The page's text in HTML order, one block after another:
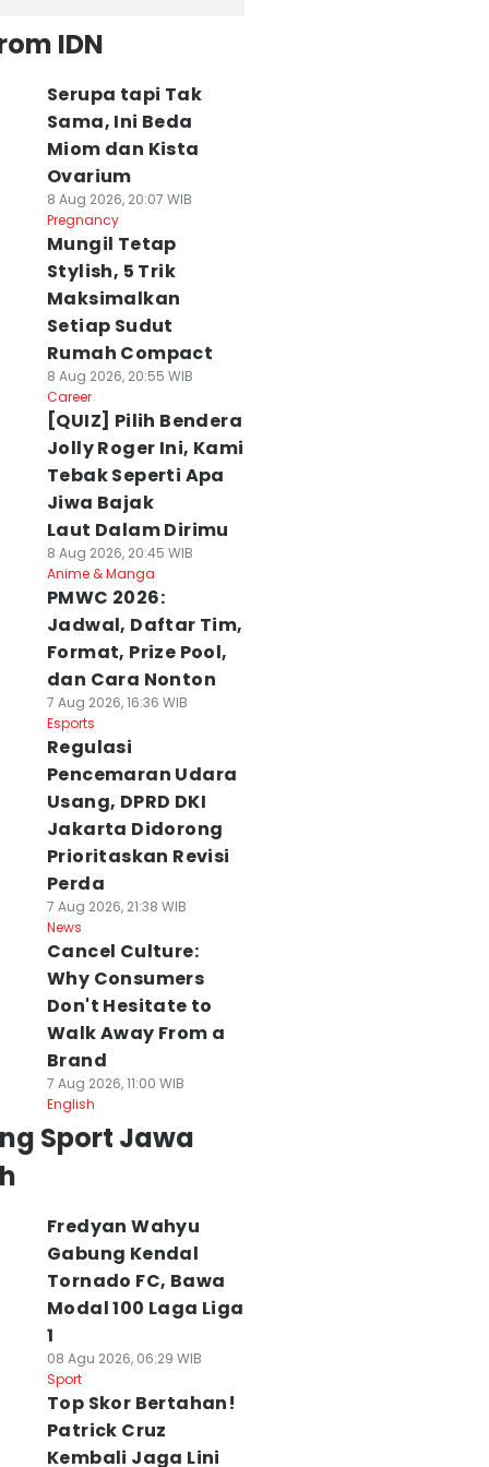
IDN
Serupa tapi Tak
Sama, Ini Beda
Miom dan Kista
Ovarium
8 Aug 2026, 20:07 WIB
Pregnancy
Mungil Tetap
Stylish, 5 Trik
Maksimalkan
Setiap Sudut
Rumah Compact
8 Aug 2026, 20:55 WIB
Career
[QUIZ] Pilih Bendera
Jolly Roger Ini, Kami
Tebak Seperti Apa
Jiwa Bajak
Laut Dalam Dirimu
8 Aug 2026, 20:45 WIB
Anime & Manga
PMWC 2026:
Jadwal, Daftar Tim,
Format, Prize Pool,
dan Cara Nonton
7 Aug 2026, 16:36 WIB
Esports
Regulasi
Pencemaran Udara
Usang, DPRD DKI
Jakarta Didorong
Prioritaskan Revisi
Perda
7 Aug 2026, 21:38 WIB
News
Cancel Culture:
Why Consumers
Don't Hesitate to
Walk Away From a
Brand
7 Aug 2026, 11:00 WIB
English
Sport Jawa
Fredyan Wahyu
Gabung Kendal
Tornado FC, Bawa
Modal 100 Laga Liga
1
08 Agu 2026, 06:29 WIB
Sport
Top Skor Bertahan!
Patrick Cruz
Kembali Jaga Lini